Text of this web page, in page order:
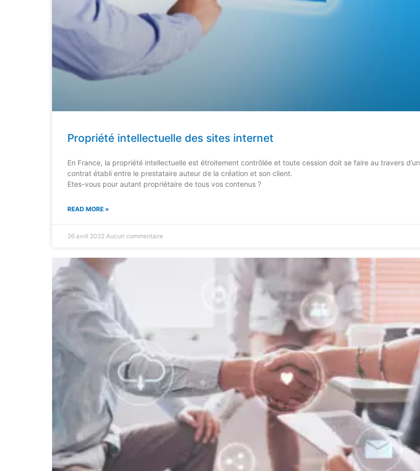
Propriété intellectuelle des sites internet
En France, la propriété intellectuelle est étroitement contrôlée et toute cession doit se faire au travers d’un
contrat établi entre le prestataire auteur de la création et son client.
Etes-vous pour autant propriétaire de tous vos contenus ?
READ MORE »
26 avril 2022 Aucun commentaire